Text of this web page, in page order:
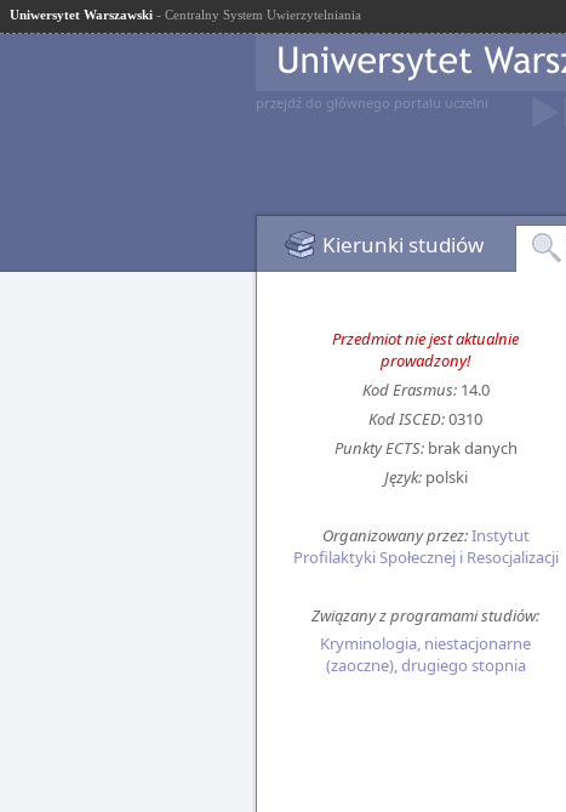
Uniwersytet Warszawski - Centralny System Uwierzytelniania
przejdź do głównego portalu uczelni
Kierunki studiów
Przedmiot nie jest aktualnie
prowadzony!
Kod Erasmus:14.0
Kod ISCED:0310
Punkty ECTS:brak danych
Język:polski
Organizowany przez:Instytut
Profilaktyki Społecznej i Resocjalizacji
Związany z programami studiów:
Kryminologia, niestacjonarne
(zaoczne), drugiego stopnia